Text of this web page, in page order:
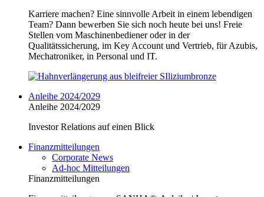
Karriere machen? Eine sinnvolle Arbeit in einem lebendigen
Team? Dann bewerben Sie sich noch heute bei uns! Freie
Stellen vom Maschinenbediener oder in der
Qualitätssicherung, im Key Account und Vertrieb, für Azubis,
Mechatroniker, in Personal und IT.
Anleihe 2024/2029
Anleihe 2024/2029
Investor Relations auf einen Blick
Finanzmitteilungen
Corporate News
Ad-hoc Mitteilungen
Finanzmitteilungen